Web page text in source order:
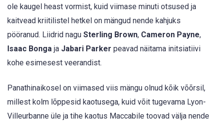
ole kaugel heast vormist, kuid viimase minuti otsused ja
kaitvead kriitilistel hetkel on mängud nende kahjuks
pööranud. Liidrid nagu Sterling Brown, Cameron Payne,
Isaac Bonga ja Jabari Parker peavad näitama initsiatiivi
kohe esimesest veerandist.
Panathinaikosel on viimased viis mängu olnud kõik võõrsil,
millest kolm lõppesid kaotusega, kuid võit tugevama Lyon-
Villeurbanne üle ja tihe kaotus Maccabile toovad välja nende